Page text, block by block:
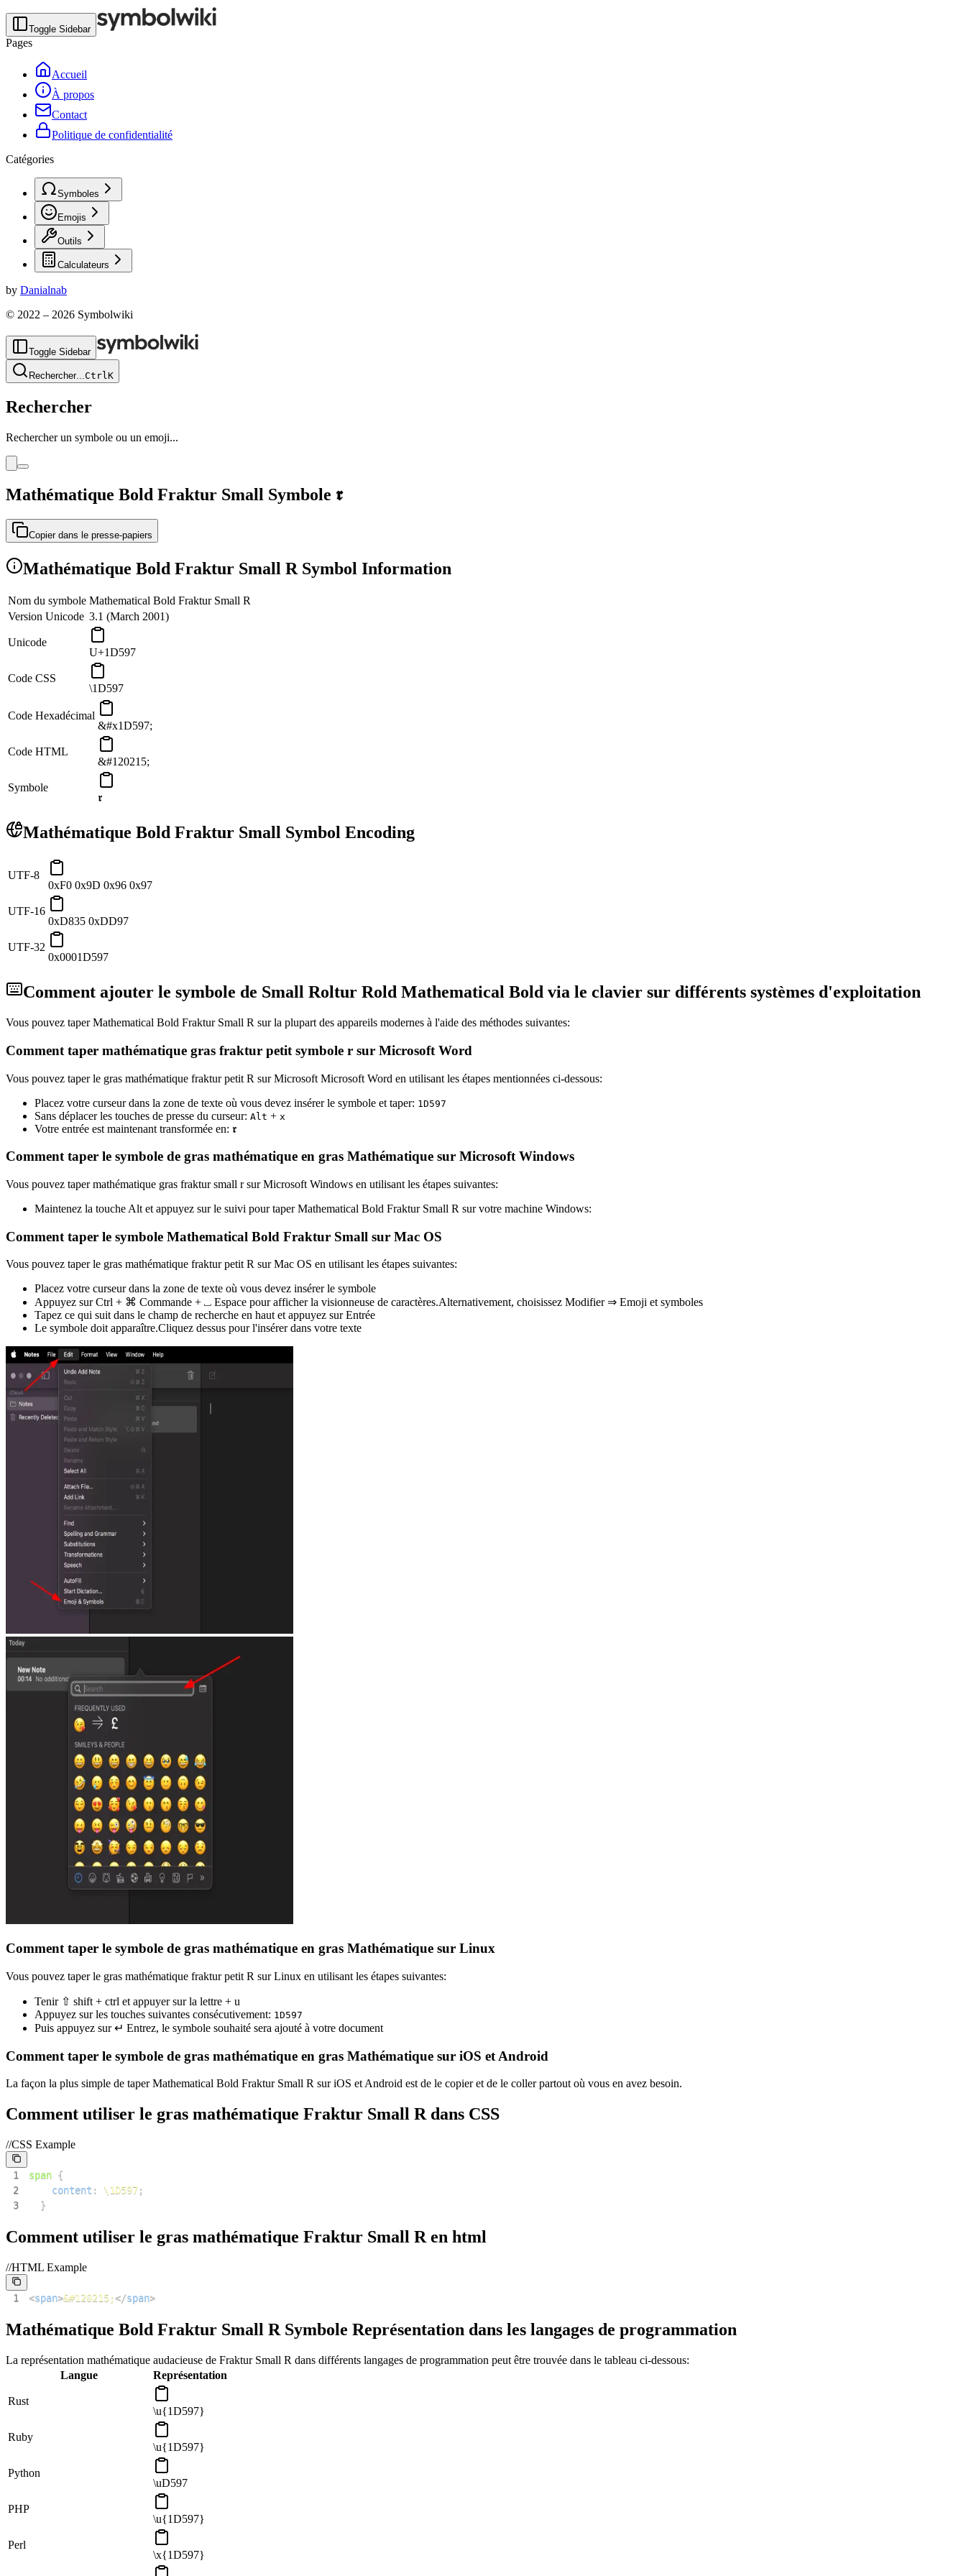
Toggle Sidebar
Pages
Accueil
À propos
Contact
Politique de confidentialité
Catégories
Symboles
Emojis
Outils
Calculateurs
by Danialnab
© 2022 – 2026 Symbolwiki
Toggle Sidebar
Rechercher...CtrlK
Rechercher
Rechercher un symbole ou un emoji...
Mathématique Bold Fraktur Small Symbole 𝖗
Copier dans le presse-papiers
Mathématique Bold Fraktur Small R Symbol Information
Nom du symbole Mathematical Bold Fraktur Small R
Version Unicode 3.1 (March 2001)
Unicode
U+1D597
Code CSS
\1D597
Code Hexadécimal
&#x1D597;
Code HTML
&#120215;
Symbole
𝖗
Mathématique Bold Fraktur Small Symbol Encoding
UTF-8
0xF0 0x9D 0x96 0x97
UTF-16
0xD835 0xDD97
UTF-32
0x0001D597
Comment ajouter le symbole de Small Roltur Rold Mathematical Bold via le clavier sur différents systèmes d'exploitation
Vous pouvez taper Mathematical Bold Fraktur Small R sur la plupart des appareils modernes à l'aide des méthodes suivantes:
Comment taper mathématique gras fraktur petit symbole r sur Microsoft Word
Vous pouvez taper le gras mathématique fraktur petit R sur Microsoft Microsoft Word en utilisant les étapes mentionnées ci-dessous:
Placez votre curseur dans la zone de texte où vous devez insérer le symbole et taper: 1 D597
Sans déplacer les touches de presse du curseur: Alt + x
Votre entrée est maintenant transformée en: 𝖗
Comment taper le symbole de gras mathématique en gras Mathématique sur Microsoft Windows
Vous pouvez taper mathématique gras fraktur small r sur Microsoft Windows en utilisant les étapes suivantes:
Maintenez la touche Alt et appuyez sur le suivi pour taper Mathematical Bold Fraktur Small R sur votre machine Windows:
Comment taper le symbole Mathematical Bold Fraktur Small sur Mac OS
Vous pouvez taper le gras mathématique fraktur petit R sur Mac OS en utilisant les étapes suivantes:
Placez votre curseur dans la zone de texte où vous devez insérer le symbole
Appuyez sur Ctrl + ⌘ Commande + ⎵ Espace pour afficher la visionneuse de caractères.Alternativement, choisissez Modifier ⇒ Emoji et symboles
Tapez ce qui suit dans le champ de recherche en haut et appuyez sur Entrée
Le symbole doit apparaître.Cliquez dessus pour l'insérer dans votre texte
Comment taper le symbole de gras mathématique en gras Mathématique sur Linux
Vous pouvez taper le gras mathématique fraktur petit R sur Linux en utilisant les étapes suivantes:
Tenir ⇧ shift + ctrl et appuyer sur la lettre + u
Appuyez sur les touches suivantes consécutivement: 1 D597
Puis appuyez sur ↵ Entrez, le symbole souhaité sera ajouté à votre document
Comment taper le symbole de gras mathématique en gras Mathématique sur iOS et Android
La façon la plus simple de taper Mathematical Bold Fraktur Small R sur iOS et Android est de le copier et de le coller partout où vous en avez besoin.
Comment utiliser le gras mathématique Fraktur Small R dans CSS
//CSS Example
1 span {
2
content : \1D597;
3
}
Comment utiliser le gras mathématique Fraktur Small R en html
//HTML Example
1 <span>&#120215;</span>
Mathématique Bold Fraktur Small R Symbole Représentation dans les langages de programmation
La représentation mathématique audacieuse de Fraktur Small R dans différents langages de programmation peut être trouvée dans le tableau ci-dessous:
Langue
Représentation
Rust
\u{1D597}
Ruby
\u{1D597}
Python
\uD597
PHP
\u{1D597}
Perl
\x{1D597}